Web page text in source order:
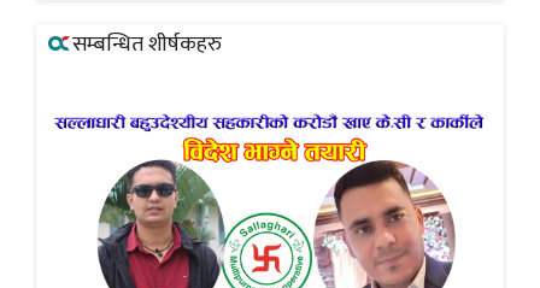
सम्बन्धित शीर्षकहरु